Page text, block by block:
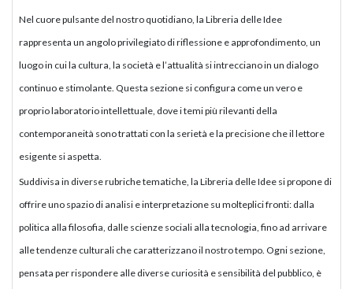
Nel cuore pulsante del nostro quotidiano, la Libreria delle Idee
rappresenta un angolo privilegiato di riflessione e approfondimento, un
luogo in cui la cultura, la società e l’attualità si intrecciano in un dialogo
continuo e stimolante. Questa sezione si configura come un vero e
proprio laboratorio intellettuale, dove i temi più rilevanti della
contemporaneità sono trattati con la serietà e la precisione che il lettore
esigente si aspetta.
Suddivisa in diverse rubriche tematiche, la Libreria delle Idee si propone di
offrire uno spazio di analisi e interpretazione su molteplici fronti: dalla
politica alla filosofia, dalle scienze sociali alla tecnologia, fino ad arrivare
alle tendenze culturali che caratterizzano il nostro tempo. Ogni sezione,
pensata per rispondere alle diverse curiosità e sensibilità del pubblico, è